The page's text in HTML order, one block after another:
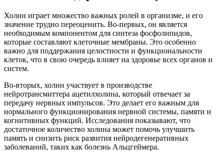
Холин играет множество важных ролей в организме, и его
значение трудно переоценить. Во-первых, он является
необходимым компонентом для синтеза фосфолипидов,
которые составляют клеточные мембраны. Это особенно
важно для поддержания целостности и функциональности
клеток, что в свою очередь влияет на здоровье всех органов и
систем.
Во-вторых, холин участвует в производстве
нейротрансмиттера ацетилхолина, который отвечает за
передачу нервных импульсов. Это делает его важным для
нормального функционирования нервной системы, памяти и
когнитивных функций. Исследования показывают, что
достаточное количество холина может помочь улучшить
память и снизить риск развития нейродегенеративных
заболеваний, таких как болезнь Альцгеймера.